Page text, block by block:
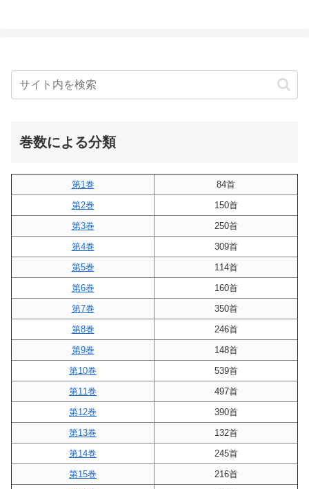
巻数による分類
第1巻
84首
第2巻
150首
第3巻
250首
第4巻
309首
第5巻
114首
第6巻
160首
第7巻
350首
第8巻
246首
第9巻
148首
第10巻
539首
第11巻
497首
第12巻
390首
第13巻
132首
第14巻
245首
第15巻
216首